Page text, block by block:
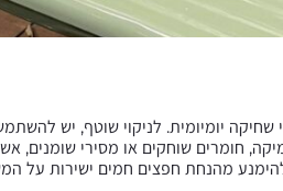
יומיומית. לניקוי שוטף, יש
חומרים שוחקים או מסירי שומנים,
מהנחת חפצים חמים ישירות על